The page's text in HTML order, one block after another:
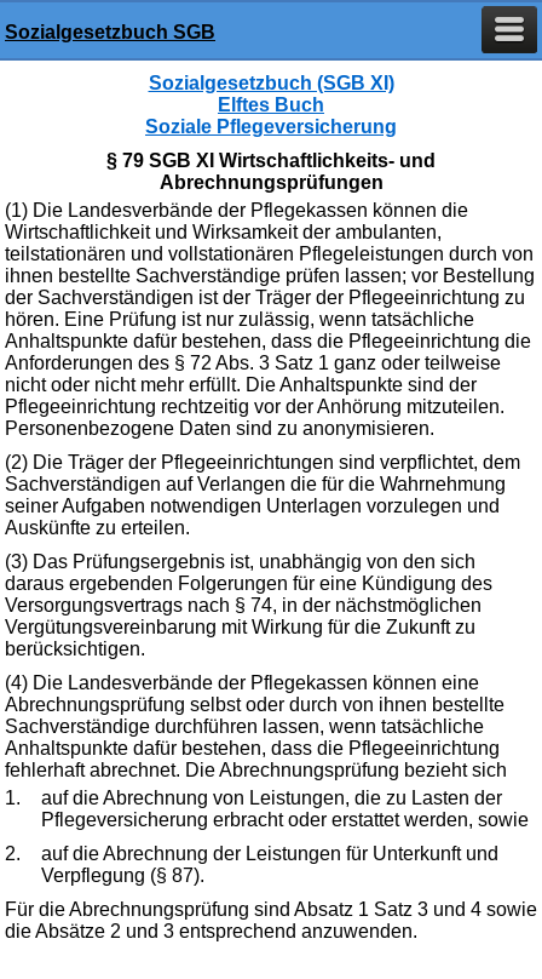
Sozialgesetzbuch SGB
Sozialgesetzbuch (SGB XI)
Elftes Buch
Soziale Pflegeversicherung
§ 79 SGB XI Wirtschaftlichkeits- und
Abrechnungsprüfungen
(1) Die Landesverbände der Pflegekassen können die
Wirtschaftlichkeit und Wirksamkeit der ambulanten,
teilstationären und vollstationären Pflegeleistungen durch von
ihnen bestellte Sachverständige prüfen lassen; vor Bestellung
der Sachverständigen ist der Träger der Pflegeeinrichtung zu
hören. Eine Prüfung ist nur zulässig, wenn tatsächliche
Anhaltspunkte dafür bestehen, dass die Pflegeeinrichtung die
Anforderungen des § 72 Abs. 3 Satz 1 ganz oder teilweise
nicht oder nicht mehr erfüllt. Die Anhaltspunkte sind der
Pflegeeinrichtung rechtzeitig vor der Anhörung mitzuteilen.
Personenbezogene Daten sind zu anonymisieren.
(2) Die Träger der Pflegeeinrichtungen sind verpflichtet, dem
Sachverständigen auf Verlangen die für die Wahrnehmung
seiner Aufgaben notwendigen Unterlagen vorzulegen und
Auskünfte zu erteilen.
(3) Das Prüfungsergebnis ist, unabhängig von den sich
daraus ergebenden Folgerungen für eine Kündigung des
Versorgungsvertrags nach § 74, in der nächstmöglichen
Vergütungsvereinbarung mit Wirkung für die Zukunft zu
berücksichtigen.
(4) Die Landesverbände der Pflegekassen können eine
Abrechnungsprüfung selbst oder durch von ihnen bestellte
Sachverständige durchführen lassen, wenn tatsächliche
Anhaltspunkte dafür bestehen, dass die Pflegeeinrichtung
fehlerhaft abrechnet. Die Abrechnungsprüfung bezieht sich
1.
auf die Abrechnung von Leistungen, die zu Lasten der
Pflegeversicherung erbracht oder erstattet werden, sowie
2.
auf die Abrechnung der Leistungen für Unterkunft und
Verpflegung (§ 87).
Für die Abrechnungsprüfung sind Absatz 1 Satz 3 und 4 sowie
die Absätze 2 und 3 entsprechend anzuwenden.